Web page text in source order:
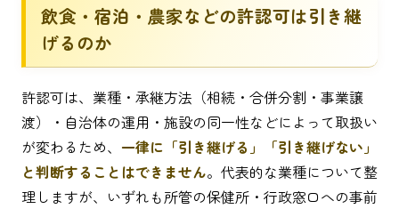
飲食・宿泊・農家などの許認可は引き継
げるのか
許認可は、業種・承継方法（相続・合併分割・事業譲
渡）・自治体の運用・施設の同一性などによって取扱い
が変わるため、 一律に「引き継げる」「引き継げない」
と判断することはできません。代表的な業種について整
理しますが、いずれも所管の保健所・行政窓口への事前